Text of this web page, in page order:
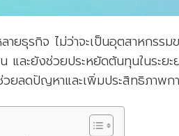
ธุรกิจ ไม่ว่าจะเป็นอุตสาหกรร
ละยังช่วยประหยัดต้นทุนในระย
ลดปัญหาและเพิ่มประสิทธิภาพก